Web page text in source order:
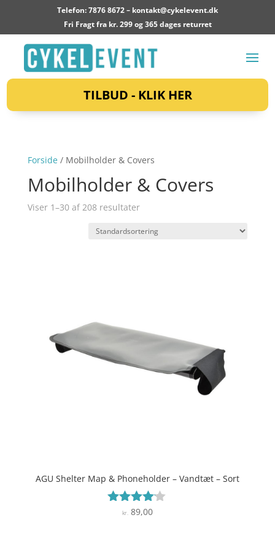
Telefon: 7876 8672 – kontakt@cykelevent.dk
Fri Fragt fra kr. 299 og 365 dages returret
TILBUD - KLIK HER
Forside/ Mobilholder & Covers
Mobilholder & Covers
Viser 1–30 af 208 resultater
AGU Shelter Map & Phoneholder – Vandtæt – Sort
Vurderet
kr.89,00